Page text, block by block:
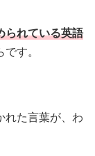
られている英語
す。
れた言葉が、わ